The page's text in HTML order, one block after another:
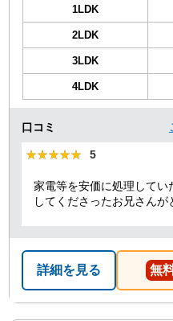
1LDK
2LDK
3LDK
4LDK
口コミ
★★★★★
★★★★★ 5
家電等を安価に処理して
してくださったお兄さんが
詳細を見る 無